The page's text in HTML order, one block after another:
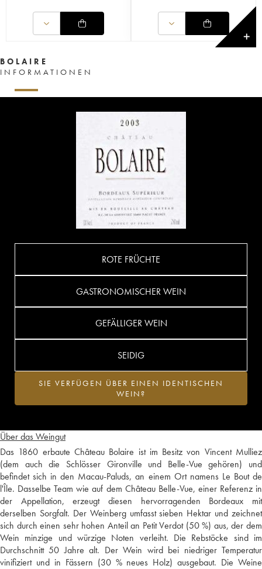
✕
BOLAIRE
INFORMATIONEN
Über das Weingut
Das 1860 erbaute Château Bolaire ist im Besitz von Vincent Mulliez
(dem auch die Schlösser Gironville und Belle-Vue gehören) und
befindet sich in den Macau-Paluds, an einem Ort namens Le Bout de
l'Île. Dasselbe Team wie auf dem Château Belle-Vue, einer Referenz in
der Appellation, erzeugt diesen hervorragenden Bordeaux mit
derselben Sorgfalt. Der Weinberg umfasst sieben Hektar und zeichnet
sich durch einen sehr hohen Anteil an Petit Verdot (50 %) aus, der dem
Wein minzige und würzige Noten verleiht. Die Rebstöcke sind im
Durchschnitt 50 Jahre alt. Der Wein wird bei niedriger Temperatur
vinifiziert und in Fässern (30 % neues Holz) ausgebaut. Die Weine
ROTE FRÜCHTE
GASTRONOMISCHER WEIN
GEFÄLLIGER WEIN
SEIDIG
SIE VERFÜGEN ÜBER EINEN IDENTISCHEN
WEIN?